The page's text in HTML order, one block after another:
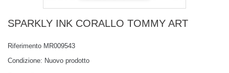
SPARKLY INK CORALLO TOMMY ART
Riferimento MR009543
Condizione: Nuovo prodotto